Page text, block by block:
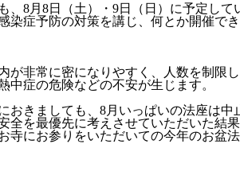
、 8月 8日（土）・ 9日（日）に予定して
染症予防の対策を講じ、何とか開催で
が非常に密になりやすく、人数を制限
中症の危険などの不安が生じます。
おきましても、 8月いっぱいの法座は
全を最優先に考えさせていただいた結
寺にお参りをいただいての今年のお盆